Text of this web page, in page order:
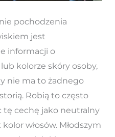
pochodzenia
jest
informacji o
kolorze skóry osoby,
nie ma to żadnego
Robią to często
tę cechę jako neutralny
włosów. Młodszym